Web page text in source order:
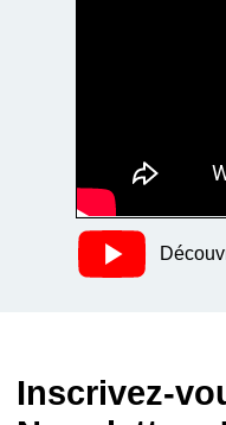
Inscrivez-